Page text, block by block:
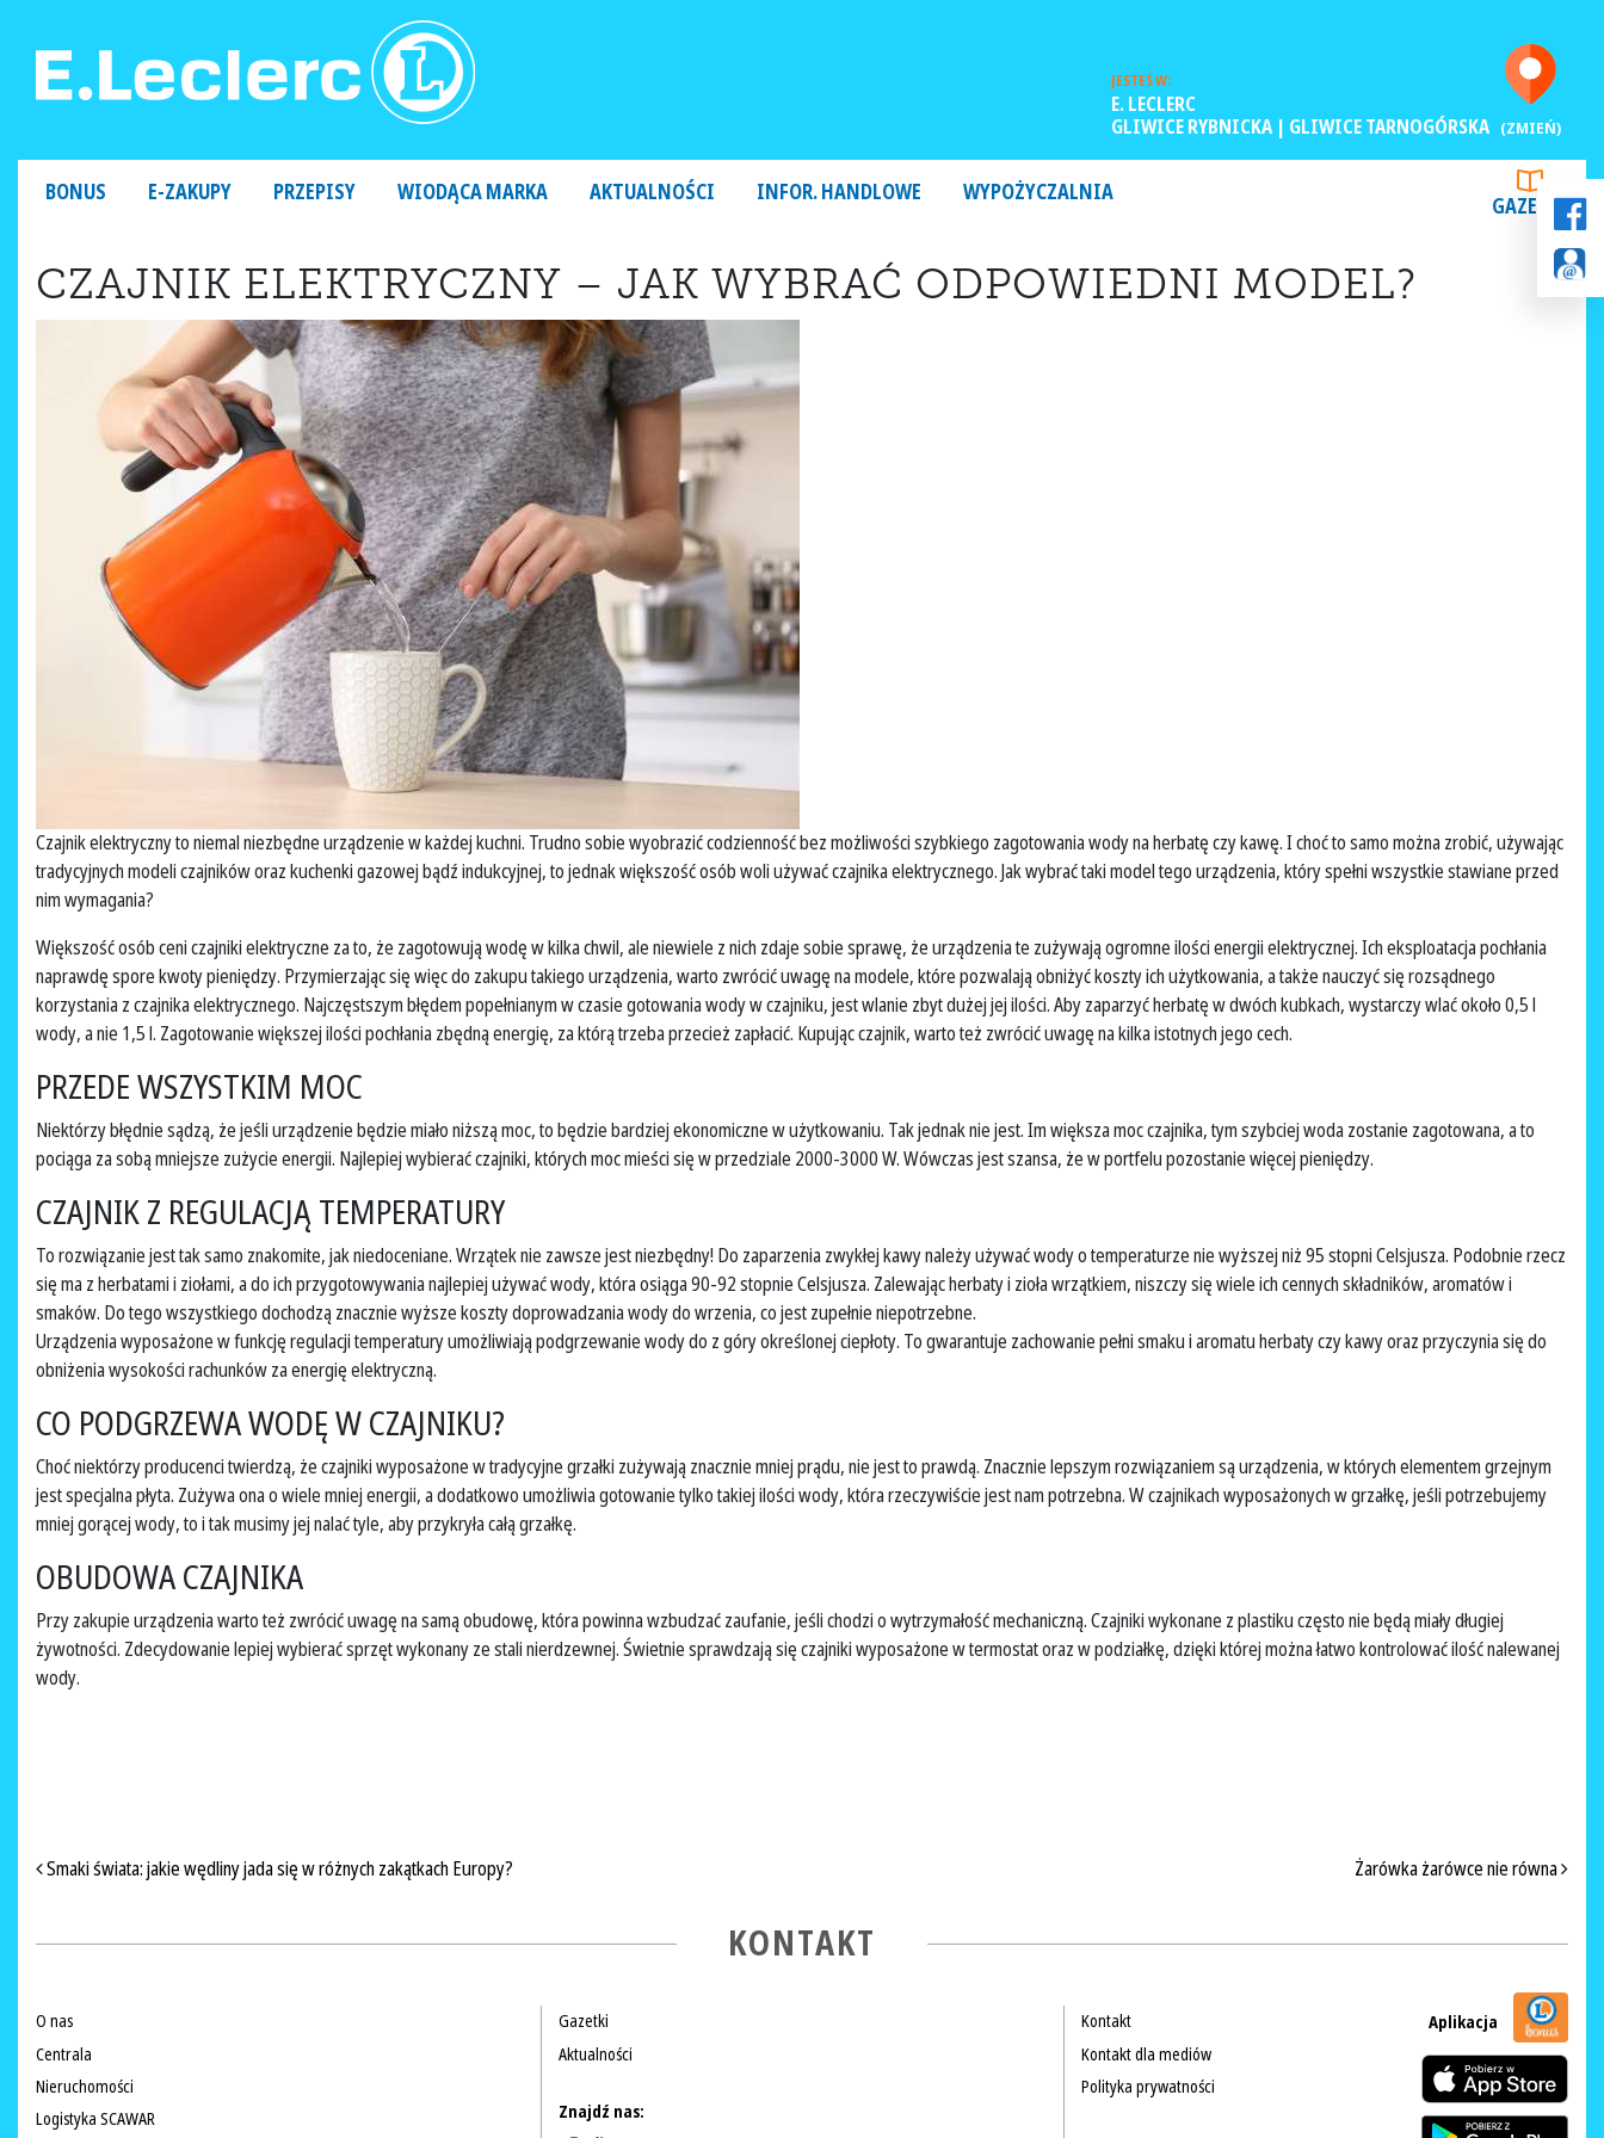
JESTEŚ W:
E. LECLERC
GLIWICE RYBNICKA | GLIWICE TARNOGÓRSKA (ZMIEŃ)
BONUS E-ZAKUPY PRZEPISY WIODĄCA MARKA AKTUALNOŚCI INFOR. HANDLOWE WYPOŻYCZALNIA GAZETKI
CZAJNIK ELEKTRYCZNY – JAK WYBRAĆ ODPOWIEDNI MODEL?
Czajnik elektryczny to niemal niezbędne urządzenie w każdej kuchni. Trudno sobie wyobrazić codzienność bez możliwości szybkiego zagotowania wody na herbatę czy kawę. I choć to samo można zrobić, używając
tradycyjnych modeli czajników oraz kuchenki gazowej bądź indukcyjnej, to jednak większość osób woli używać czajnika elektrycznego. Jak wybrać taki model tego urządzenia, który spełni wszystkie stawiane przed
nim wymagania?
Większość osób ceni czajniki elektryczne za to, że zagotowują wodę w kilka chwil, ale niewiele z nich zdaje sobie sprawę, że urządzenia te zużywają ogromne ilości energii elektrycznej. Ich eksploatacja pochłania
naprawdę spore kwoty pieniędzy. Przymierzając się więc do zakupu takiego urządzenia, warto zwrócić uwagę na modele, które pozwalają obniżyć koszty ich użytkowania, a także nauczyć się rozsądnego
korzystania z czajnika elektrycznego. Najczęstszym błędem popełnianym w czasie gotowania wody w czajniku, jest wlanie zbyt dużej jej ilości. Aby zaparzyć herbatę w dwóch kubkach, wystarczy wlać około 0,5 l
wody, a nie 1,5 l. Zagotowanie większej ilości pochłania zbędną energię, za którą trzeba przecież zapłacić. Kupując czajnik, warto też zwrócić uwagę na kilka istotnych jego cech.
PRZEDE WSZYSTKIM MOC
Niektórzy błędnie sądzą, że jeśli urządzenie będzie miało niższą moc, to będzie bardziej ekonomiczne w użytkowaniu. Tak jednak nie jest. Im większa moc czajnika, tym szybciej woda zostanie zagotowana, a to
pociąga za sobą mniejsze zużycie energii. Najlepiej wybierać czajniki, których moc mieści się w przedziale 2000-3000 W. Wówczas jest szansa, że w portfelu pozostanie więcej pieniędzy.
CZAJNIK Z REGULACJĄ TEMPERATURY
To rozwiązanie jest tak samo znakomite, jak niedoceniane. Wrzątek nie zawsze jest niezbędny! Do zaparzenia zwykłej kawy należy używać wody o temperaturze nie wyższej niż 95 stopni Celsjusza. Podobnie rzecz
się ma z herbatami i ziołami, a do ich przygotowywania najlepiej używać wody, która osiąga 90-92 stopnie Celsjusza. Zalewając herbaty i zioła wrzątkiem, niszczy się wiele ich cennych składników, aromatów i
smaków. Do tego wszystkiego dochodzą znacznie wyższe koszty doprowadzania wody do wrzenia, co jest zupełnie niepotrzebne.
Urządzenia wyposażone w funkcję regulacji temperatury umożliwiają podgrzewanie wody do z góry określonej ciepłoty. To gwarantuje zachowanie pełni smaku i aromatu herbaty czy kawy oraz przyczynia się do
obniżenia wysokości rachunków za energię elektryczną.
CO PODGRZEWA WODĘ W CZAJNIKU?
Choć niektórzy producenci twierdzą, że czajniki wyposażone w tradycyjne grzałki zużywają znacznie mniej prądu, nie jest to prawdą. Znacznie lepszym rozwiązaniem są urządzenia, w których elementem grzejnym
jest specjalna płyta. Zużywa ona o wiele mniej energii, a dodatkowo umożliwia gotowanie tylko takiej ilości wody, która rzeczywiście jest nam potrzebna. W czajnikach wyposażonych w grzałkę, jeśli potrzebujemy
mniej gorącej wody, to i tak musimy jej nalać tyle, aby przykryła całą grzałkę.
OBUDOWA CZAJNIKA
Przy zakupie urządzenia warto też zwrócić uwagę na samą obudowę, która powinna wzbudzać zaufanie, jeśli chodzi o wytrzymałość mechaniczną. Czajniki wykonane z plastiku często nie będą miały długiej
żywotności. Zdecydowanie lepiej wybierać sprzęt wykonany ze stali nierdzewnej. Świetnie sprawdzają się czajniki wyposażone w termostat oraz w podziałkę, dzięki której można łatwo kontrolować ilość nalewanej
wody.
NAWIGACJA PO ARTYKUŁACH
Smaki świata: jakie wędliny jada się w różnych zakątkach Europy? Żarówka żarówce nie równa
KONTAKT
O nas
Centrala
Nieruchomości
Logistyka SCAWAR
Gazetki
Aktualności
Znajdź nas:
Kontakt
Kontakt dla mediów
Polityka prywatności
Aplikacja